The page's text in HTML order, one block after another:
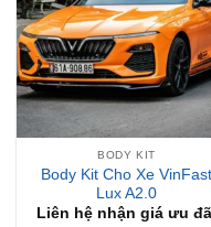
Body Kit Cho Xe VinFast
Lux A2.0
Liên hệ nhận giá ưu đãi